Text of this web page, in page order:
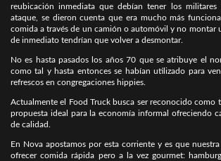
reubicación inmediata que debían tener los
ataque, se dieron cuenta que era mucho más
comida a través de un camión o automóvil y no montar
de inmediato tendrían que volver a desmontar.
No es hasta pasados los años 70 que se atribuye el
como tal y hasta entonces se habían utilizado para
refrescos en congregaciones hippies.
Actualmente el Food Truck busca ser reconocido como
propuesta ideal para la economía informal ofreciendo
de calidad.
En Nova apostamos por esta corriente y es que
ofrecer comida rápida pero a la vez gourmet: